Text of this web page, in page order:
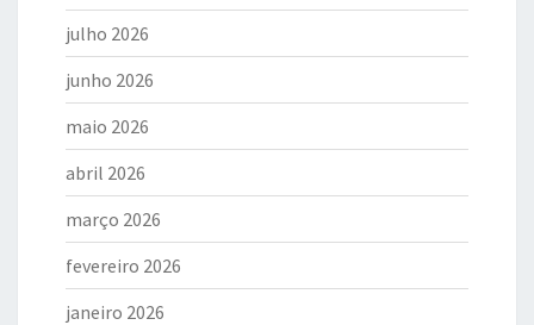
julho 2026
junho 2026
maio 2026
abril 2026
março 2026
fevereiro 2026
janeiro 2026